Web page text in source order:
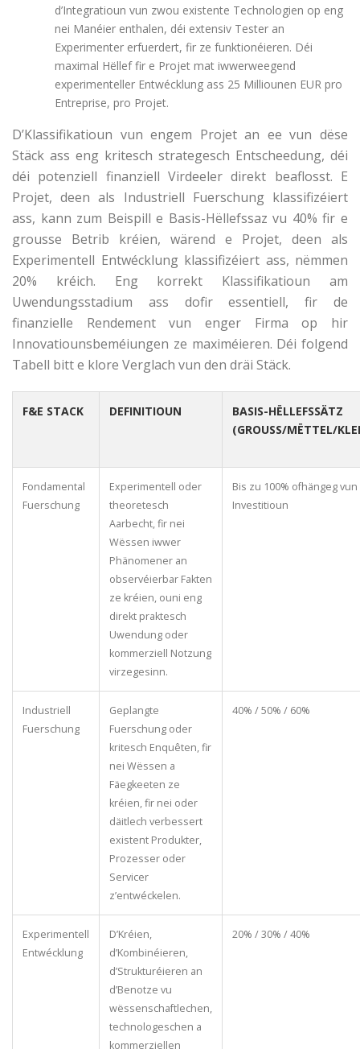
d’Integratioun vun zwou existente Technologien op eng
nei Manéier enthalen, déi extensiv Tester an
Experimenter erfuerdert, fir ze funktionéieren. Déi
maximal Hëllef fir e Projet mat iwwerweegend
experimenteller Entwécklung ass 25 Milliounen EUR pro
Entreprise, pro Projet.
D’Klassifikatioun vun engem Projet an ee vun dëse
Stäck ass eng kritesch strategesch Entscheedung, déi
déi potenziell finanziell Virdeeler direkt beaflosst. E
Projet, deen als Industriell Fuerschung klassifizéiert
ass, kann zum Beispill e Basis-Hëllefssaz vu 40% fir e
grousse Betrib kréien, wärend e Projet, deen als
Experimentell Entwécklung klassifizéiert ass, nëmmen
20% kréich. Eng korrekt Klassifikatioun am
Uwendungsstadium ass dofir essentiell, fir de
finanzielle Rendement vun enger Firma op hir
Innovatiounsbeméiungen ze maximéieren. Déi folgend
Tabell bitt e klore Verglach vun den dräi Stäck.
F&E STACK DEFINITIOUN
BASIS-HËLLEFSSÄTZ
(GROUSS/MËTTEL/
Fondamental
Fuerschung
Experimentell oder
theoretesch
Aarbecht, fir nei
Wëssen iwwer
Phänomener an
observéierbar Fakten
ze kréien, ouni eng
direkt praktesch
Uwendung oder
kommerziell Notzung
virzegesinn.
Bis zu 100% ofhängeg
Investitioun
Industriell
Fuerschung
Geplangte
Fuerschung oder
kritesch Enquêten, fir
nei Wëssen a
Fäegkeeten ze
kréien, fir nei oder
däitlech verbessert
existent Produkter,
Prozesser oder
Servicer
z’entwéckelen.
40% / 50% / 60%
Experimentell
Entwécklung
D’Kréien,
d’Kombinéieren,
d’Strukturéieren an
d’Benotze vu
wëssenschaftlechen,
technologeschen a
kommerziellen
20% / 30% / 40%